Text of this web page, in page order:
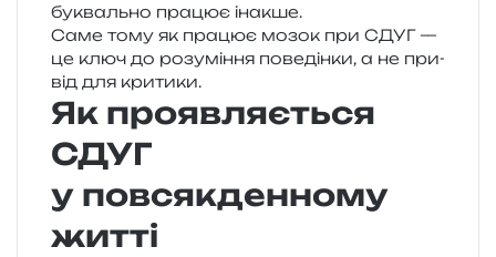
букваль­но пра­цює інакше.
Саме тому як пра­цює мозок при СДУГ —
це ключ до розу­мі­н­ня пове­дін­ки, а не при­
від для критики.
Як проявляється
СДУГ
у повсякденному
житті